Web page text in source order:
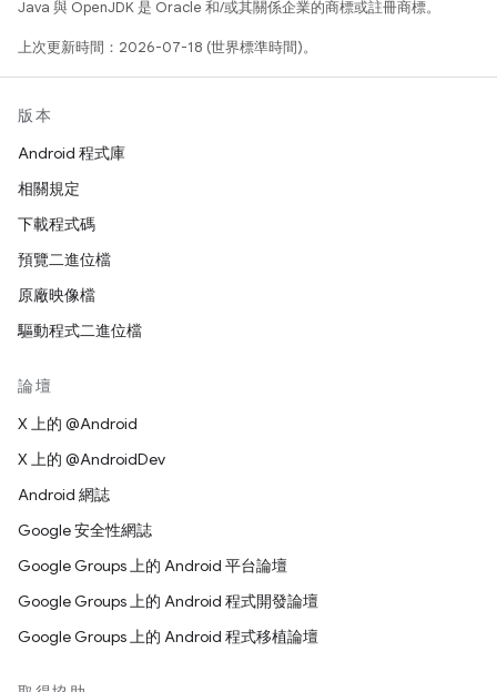
Java 與 OpenJDK 是 Oracle 和/或其關係企業的商標或註冊商標。
上次更新時間：2026-07-18 (世界標準時間)。
版本
Android 程式庫
相關規定
下載程式碼
預覽二進位檔
原廠映像檔
驅動程式二進位檔
論壇
X 上的 @Android
X 上的 @AndroidDev
Android 網誌
Google 安全性網誌
Google Groups 上的 Android 平台論壇
Google Groups 上的 Android 程式開發論壇
Google Groups 上的 Android 程式移植論壇